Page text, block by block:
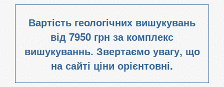
Вартість геологічних вишукувань
від 7950 грн за комплекс
вишукуваннь. Звертаємо увагу, що
на сайті ціни орієнтовні.